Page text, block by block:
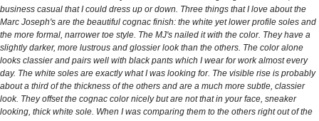
business casual that I could dress up or down. Three things that I love about the
Marc Joseph's are the beautiful cognac finish: the white yet lower profile soles and
the more formal, narrower toe style. The MJ's nailed it with the color. They have a
slightly darker, more lustrous and glossier look than the others. The color alone
looks classier and pairs well with black pants which I wear for work almost every
day. The white soles are exactly what I was looking for. The visible rise is probably
about a third of the thickness of the others and are a much more subtle, classier
look. They offset the cognac color nicely but are not that in your face, sneaker
looking, thick white sole. When I was comparing them to the others right out of the